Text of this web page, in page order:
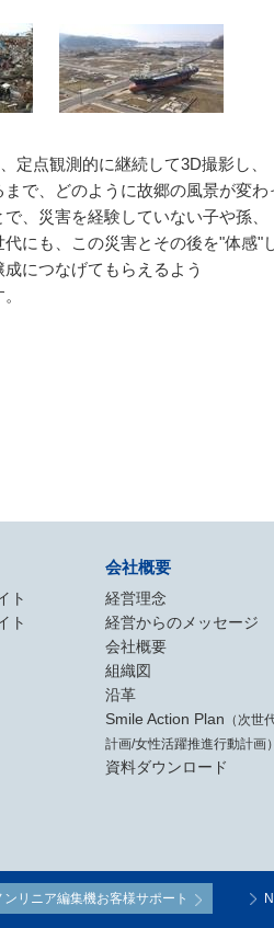
定点観測的に継続して3D撮影し、
で、どのように故郷の風景が変わ
、災害を経験していない子や孫、
代にも、この災害とその後を"体感"
につなげてもらえるよう
ト
ト
会社概要
経営理念
経営からのメッセージ
会社概要
組織図
沿革
Smile Action Plan （次世
計画/女性活躍推進行動計画）
資料ダウンロード
ンリニア編集機お客様サポート